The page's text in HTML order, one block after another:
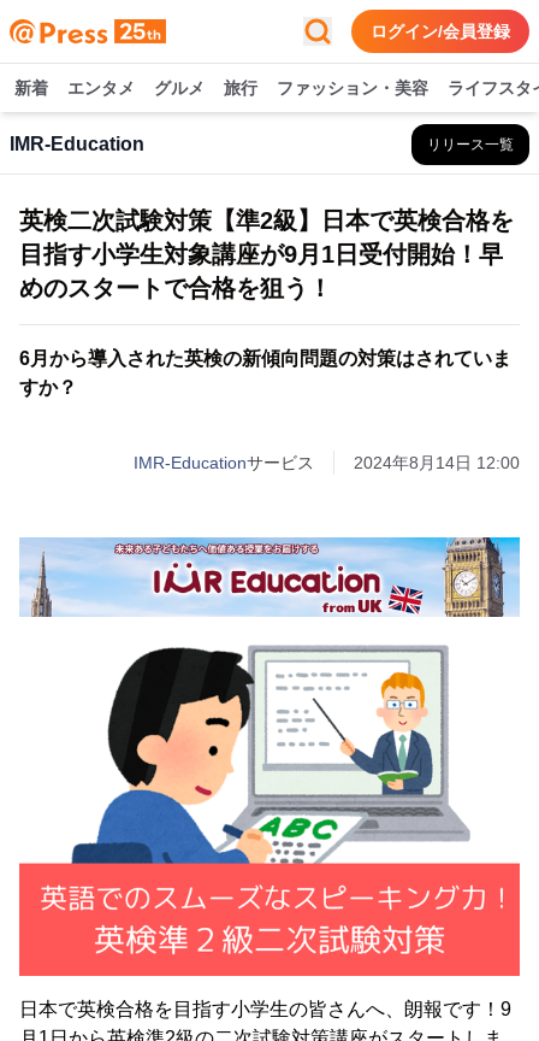
ログイン/会員登録
新着 エンタメ グルメ 旅行 ファッション・美容 ライフスタ
IMR-Education リリース一覧
英検二次試験対策【準2級】日本で英検合格を
目指す小学生対象講座が9月1日受付開始！早
めのスタートで合格を狙う！
6月から導入された英検の新傾向問題の対策はされていま
すか？
IMR-Educationサービス 2024年8月14日 12:00
日本で英検合格を目指す小学生の皆さんへ、朗報です！9